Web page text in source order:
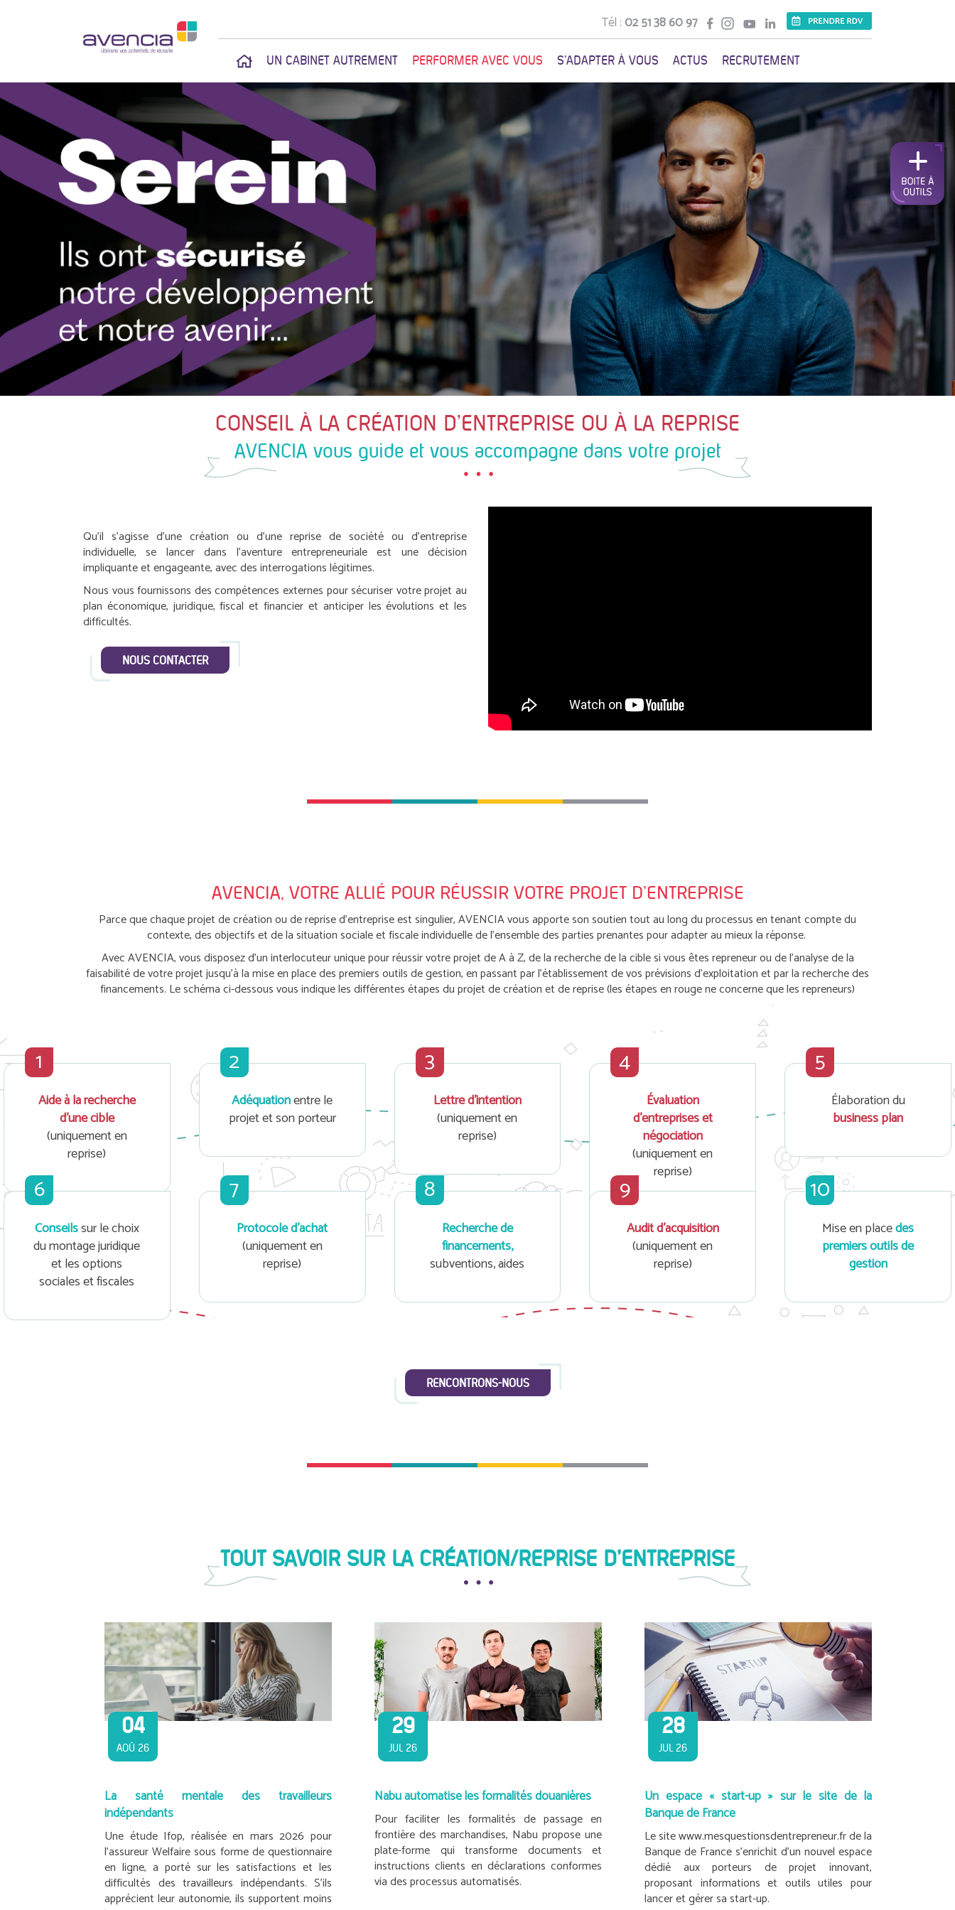
Tél :02 51 38 60 97
UN CABINET AUTREMENT PERFORMER AVEC VOUS S'ADAPTER À VOUS ACTUS RECRUTEMENT
CONSEIL À LA CRÉATION D’ENTREPRISE OU À LA REPRISE
AVENCIA vous guide et vous accompagne dans votre projet
Qu’il s’agisse d’une création ou d’une reprise de société ou d’entreprise
individuelle, se lancer dans l’aventure entrepreneuriale est une décision
impliquante et engageante, avec des interrogations légitimes.
Nous vous fournissons des compétences externes pour sécuriser votre projet au
plan économique, juridique, fiscal et financier et anticiper les évolutions et les
difficultés.
NOUS CONTACTER
AVENCIA, VOTRE ALLIÉ POUR RÉUSSIR VOTRE PROJET D'ENTREPRISE
Parce que chaque projet de création ou de reprise d’entreprise est singulier, AVENCIA vous apporte son soutien tout au long du processus en tenant compte du
contexte, des objectifs et de la situation sociale et fiscale individuelle de l’ensemble des parties prenantes pour adapter au mieux la réponse.
Avec AVENCIA, vous disposez d’un interlocuteur unique pour réussir votre projet de A à Z, de la recherche de la cible si vous êtes repreneur ou de l’analyse de la
faisabilité de votre projet jusqu’à la mise en place des premiers outils de gestion, en passant par l’établissement de vos prévisions d’exploitation et par la recherche des
financements. Le schéma ci-dessous vous indique les différentes étapes du projet de création et de reprise (les étapes en rouge ne concerne que les repreneurs)
1
Aide à la recherche
d'une cible
(uniquement en
reprise)
2
Adéquationentre le
projet et son porteur
3
Lettre d'intention
(uniquement en
reprise)
4
Évaluation
d’entreprises et
négociation
(uniquement en
reprise)
5
Élaboration du
business plan
6
Conseilssur le choix
du montage juridique
et les options
sociales et fiscales
7
Protocole d'achat
(uniquement en
reprise)
8
Recherche de
financements,
subventions, aides
9
Audit d'acquisition
(uniquement en
reprise)
10
Mise en placedes
premiers outils de
gestion
RENCONTRONS-NOUS
TOUT SAVOIR SUR LA CRÉATION/REPRISE D'ENTREPRISE
04
AOÛ 26
La santé mentale des travailleurs
indépendants
Une étude Ifop, réalisée en mars 2026 pour
l’assureur Welfaire sous forme de questionnaire
en ligne, a porté sur les satisfactions et les
difficultés des travailleurs indépendants. S’ils
apprécient leur autonomie, ils supportent moins
29
JUL 26
Nabu automatise les formalités douanières
Pour faciliter les formalités de passage en
frontière des marchandises, Nabu propose une
plate-forme qui transforme documents et
instructions clients en déclarations conformes
via des processus automatisés.
28
JUL 26
Un espace « start-up » sur le site de la
Banque de France
Le site www.mesquestionsdentrepreneur.fr de la
Banque de France s’enrichit d’un nouvel espace
dédié aux porteurs de projet innovant,
proposant informations et outils utiles pour
lancer et gérer sa start-up.